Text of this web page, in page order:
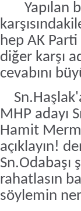
Yapılan
hep AK Parti
diğer karşı
cevabını
MHP adayı
Hamit
açıklayın!
Sn.Odabaşı
rahatlasın
söylemin